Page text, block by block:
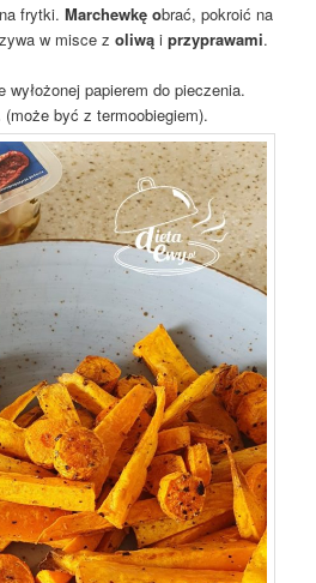
frytki. Marchewkę obrać, pokroić na
w misce zoliwąi przyprawami.
wyłożonej papierem do pieczenia.
(może być z termoobiegiem).